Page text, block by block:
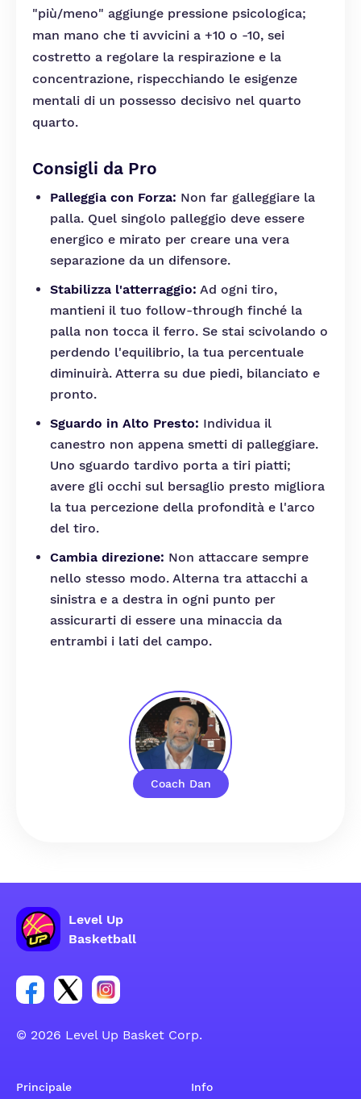
Coach Dan
"più/meno" aggiunge pressione psicologica;
man mano che ti avvicini a +10 o -10, sei
costretto a regolare la respirazione e la
concentrazione, rispecchiando le esigenze
mentali di un possesso decisivo nel quarto
quarto.
Consigli da Pro
Palleggia con Forza: Non far galleggiare la
palla. Quel singolo palleggio deve essere
energico e mirato per creare una vera
separazione da un difensore.
Stabilizza l'atterraggio: Ad ogni tiro,
mantieni il tuo follow-through finché la
palla non tocca il ferro. Se stai scivolando o
perdendo l'equilibrio, la tua percentuale
diminuirà. Atterra su due piedi, bilanciato e
pronto.
Sguardo in Alto Presto: Individua il
canestro non appena smetti di palleggiare.
Uno sguardo tardivo porta a tiri piatti;
avere gli occhi sul bersaglio presto migliora
la tua percezione della profondità e l'arco
del tiro.
Cambia direzione: Non attaccare sempre
nello stesso modo. Alterna tra attacchi a
sinistra e a destra in ogni punto per
assicurarti di essere una minaccia da
entrambi i lati del campo.
Level Up
Basketball
Link per il gruppo social dell'account Facebook
Link per il gruppo social dell'account Tweeter
Link per il gruppo social dell'account
© 2026 Level Up Basket Corp.
Principale Info